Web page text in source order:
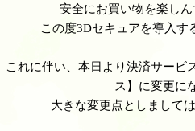
安全にお買い物を楽しん
この度3Dセキュアを導入す
これに伴い、本日より決済サービ
ス】に変更に
大きな変更点としまして